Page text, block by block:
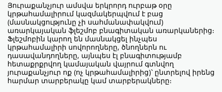
Յուրաքանչյուր ամսվա երկրորդ ուրբաթ օրը
կրթահամալիրում կազմակերպվում է բաց
(մասնակցությունը չի սահմանափակվում)
առարկայական ֆլեշմոբ բնագիտական առարկաներից։
Ֆլեշմոբին կարող են մասնակցել ինչպես
կրթահամալիրի սովորողները, ծնողներն ու
դասավանդողները, այնպես էլ բնագիտությամբ
հետաքրքրվող կամայական վայրում գտնվող
յուրաքանչյուր ոք (ոչ կրթահամալիրից)՝ ընտրելով իրենց
հարմար տարբերակը կամ տարբերակները։